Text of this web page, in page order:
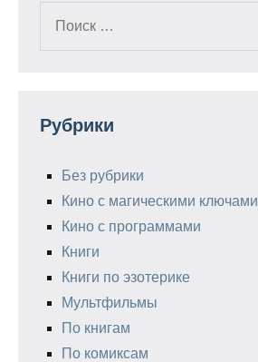
Рубрики
Без рубрики
Кино с магическими ключами
Кино с программами
Книги
Книги по эзотерике
Мультфильмы
По книгам
По комиксам